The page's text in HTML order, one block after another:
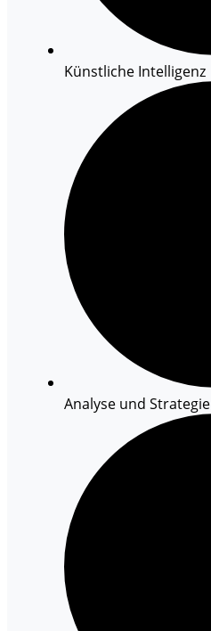
Künstliche Intelligenz
Analyse und Strategie